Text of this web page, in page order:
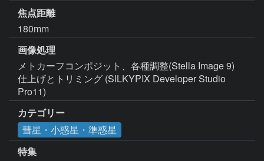
焦点距離
180mm
画像処理
メトカーフコンポジット、各種調整(Stella Image 9)
仕上げとトリミング (SILKYPIX Developer Studio
Pro11)
カテゴリー
彗星・小惑星・準惑星
特集